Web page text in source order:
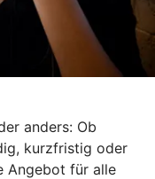
anders: Ob
kurzfristig oder
Angebot für alle